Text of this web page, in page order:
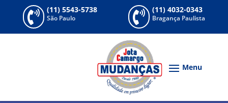
 (11) 5543-5738
São Paulo  (11) 4032-0343
Bragança Paulista